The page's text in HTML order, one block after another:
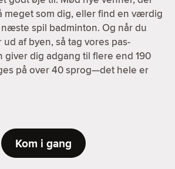
meget som dig, eller find en værdig
spil badminton. Og når du
af byen, så tag vores pas-
giver dig adgang til flere end 190
på over 40 sprog—det hele er
Kom i gang